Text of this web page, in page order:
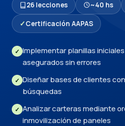
26 lecciones ~40 hs
✓Certificación AAPAS
✓ Implementar planillas
asegurados sin errores
✓ Diseñar bases de clientes
búsquedas
✓ Analizar carteras mediante
inmovilización de paneles